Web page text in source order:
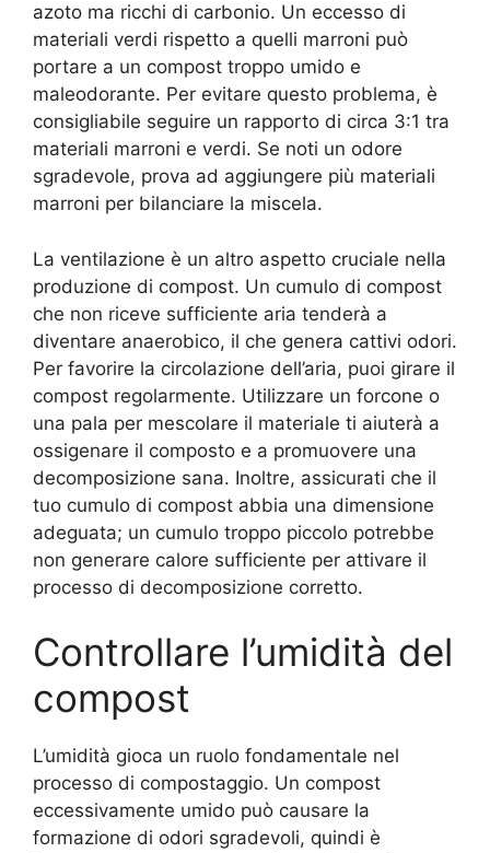
azoto ma ricchi di carbonio. Un eccesso di
materiali verdi rispetto a quelli marroni può
portare a un compost troppo umido e
maleodorante. Per evitare questo problema, è
consigliabile seguire un rapporto di circa 3:1 tra
materiali marroni e verdi. Se noti un odore
sgradevole, prova ad aggiungere più materiali
marroni per bilanciare la miscela.
La ventilazione è un altro aspetto cruciale nella
produzione di compost. Un cumulo di compost
che non riceve sufficiente aria tenderà a
diventare anaerobico, il che genera cattivi odori.
Per favorire la circolazione dell’aria, puoi girare il
compost regolarmente. Utilizzare un forcone o
una pala per mescolare il materiale ti aiuterà a
ossigenare il composto e a promuovere una
decomposizione sana. Inoltre, assicurati che il
tuo cumulo di compost abbia una dimensione
adeguata; un cumulo troppo piccolo potrebbe
non generare calore sufficiente per attivare il
processo di decomposizione corretto.
Controllare l’umidità del
compost
L’umidità gioca un ruolo fondamentale nel
processo di compostaggio. Un compost
eccessivamente umido può causare la
formazione di odori sgradevoli, quindi è